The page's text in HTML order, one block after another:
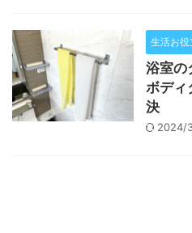
生活お役
浴室の
ボディ
決
2024/